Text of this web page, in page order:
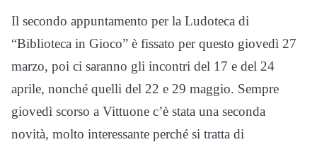
Il secondo appuntamento per la Ludoteca di
“Biblioteca in Gioco” è fissato per questo giovedì 27
marzo, poi ci saranno gli incontri del 17 e del 24
aprile, nonché quelli del 22 e 29 maggio. Sempre
giovedì scorso a Vittuone c’è stata una seconda
novità, molto interessante perché si tratta di